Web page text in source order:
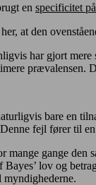
en specificitet
at den
har gjort
prævalensen.
bare en
fejl fører til
mange gange den
Bayes’ lov og